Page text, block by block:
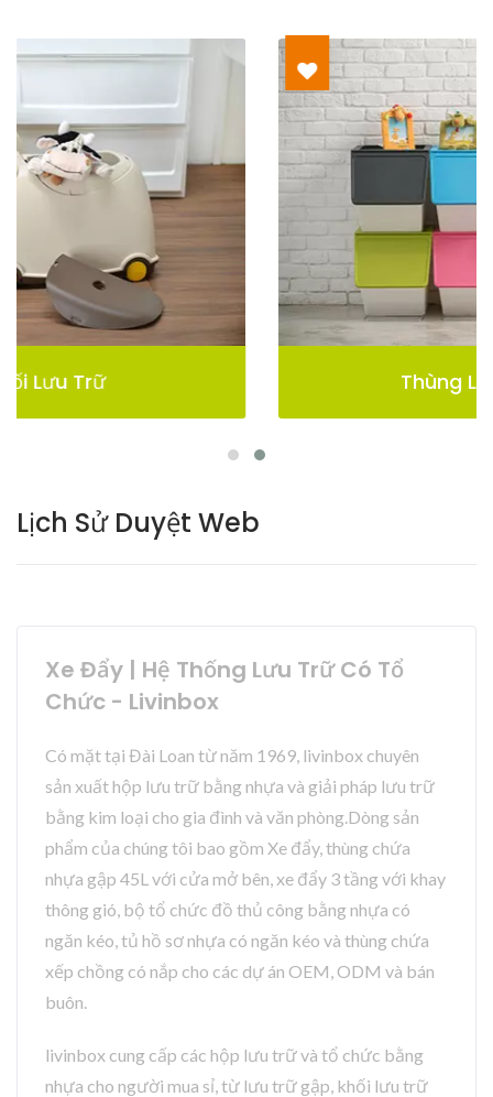
Lịch Sử Duyệt Web
Xe Đẩy | Hệ Thống Lưu Trữ Có Tổ
Chức - Livinbox
Có mặt tại Đài Loan từ năm 1969, livinbox chuyên
sản xuất hộp lưu trữ bằng nhựa và giải pháp lưu trữ
bằng kim loại cho gia đình và văn phòng.Dòng sản
phẩm của chúng tôi bao gồm Xe đẩy, thùng chứa
nhựa gập 45L với cửa mở bên, xe đẩy 3 tầng với khay
thông gió, bộ tổ chức đồ thủ công bằng nhựa có
ngăn kéo, tủ hồ sơ nhựa có ngăn kéo và thùng chứa
xếp chồng có nắp cho các dự án OEM, ODM và bán
buôn.
livinbox cung cấp các hộp lưu trữ và tổ chức bằng
nhựa cho người mua sỉ, từ lưu trữ gập, khối lưu trữ